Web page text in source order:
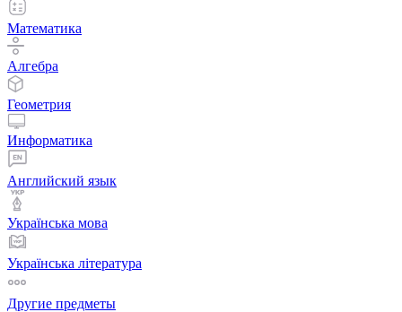
Математика
Алгебра
Геометрия
Информатика
Английский язык
Українська мова
Українська література
Другие предметы